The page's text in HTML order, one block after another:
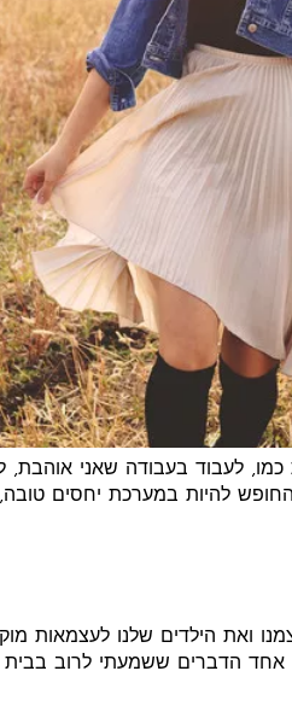
לעבוד בעבודה שאני
להיות במערכת יחסים
ואת הילדים שלנו לעצמאות
אחד הדברים ששמעתי לרוב